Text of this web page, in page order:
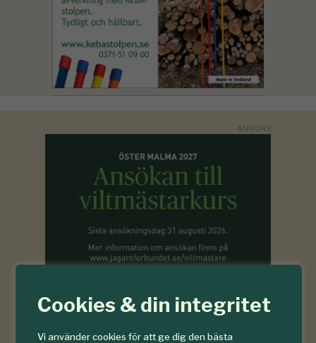
Cookies & din integritet
Vi använder cookies för att ge dig den bästa